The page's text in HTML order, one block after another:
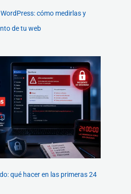
cómo medirlas y
de tu web
qué hacer en las primeras 24